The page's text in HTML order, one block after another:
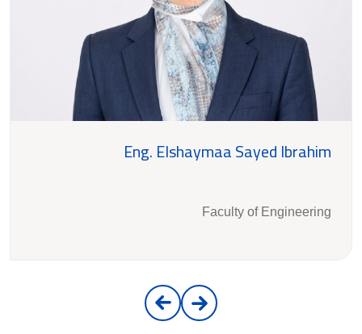
Eng. Elshaymaa Sayed Ibrahim
Faculty of Engineering